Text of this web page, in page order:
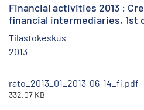
Financial activities 2013 :
financial intermediaries, 1st
Tilastokeskus
2013
rato_2013_01_2013-06-14_fi.pdf
332.07 KB